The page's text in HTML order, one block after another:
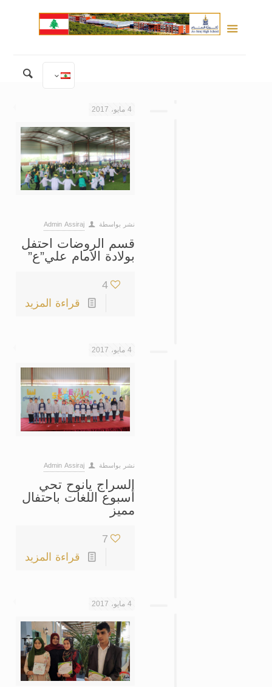
4 مايو، 2017
نشر بواسطة Admin Assiraj
قسم الروضات احتفل
بولادة الامام علي”ع”
4
قراءة المزيد
4 مايو، 2017
نشر بواسطة Admin Assiraj
السراج يانوح تحي
أسبوع اللغات باحتفال
مميز
7
قراءة المزيد
4 مايو، 2017